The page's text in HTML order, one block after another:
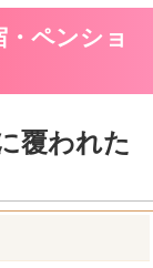
ペンショ
覆われた